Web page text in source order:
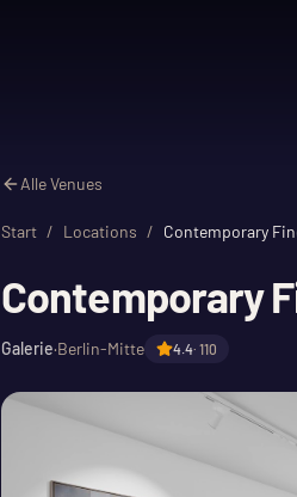
Alle Venues
Start / Locations / Contemporary
Contemporary
Galerie·Berlin-Mitte 4.4· 110